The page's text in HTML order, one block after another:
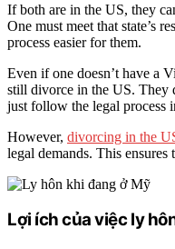
If both are in the US, they
One must meet that state’s
process easier for them.
Even if one doesn’t have a
still divorce in the US. They
just follow the legal process
However, divorcing in the
legal demands. This ensures
Lợi ích của việc ly